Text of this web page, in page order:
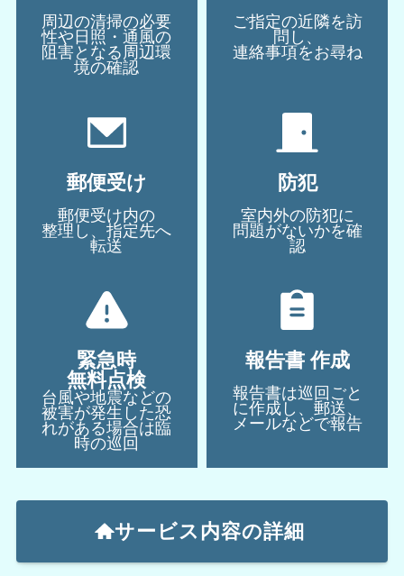
周辺の清掃の必要
性や日照・通風の
阻害となる周辺環
境の確認
ご指定の近隣を訪
問し、
連絡事項をお尋ね
郵便受け
郵便受け内の
整理し、指定先へ
転送
防犯
室内外の防犯に
問題がないかを確
認
緊急時
無料点検
台風や地震などの
被害が発生した恐
れがある場合は臨
時の巡回
報告書 作成
報告書は巡回ごと
に作成し、郵送、
メールなどで報告
サービス内容の詳細